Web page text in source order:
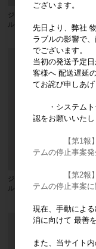
ジッペラー 手用ファイル
ル ３１㎜
ジッペラー 手用ファイル
ル ２５㎜
ございます。
先日より、弊社
ラブルの影響で
でございます。
当初の発送予定
客様へ 配送遅延
てお詫び申しあげ
・システムト
認をお願いいたし
【第1
テムの停止事案
【第2
テムの停止事案
現在、手動によ
消に向けて 最善
また、当サイト